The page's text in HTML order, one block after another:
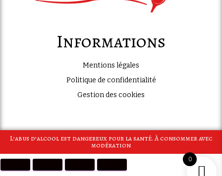
Informations
Mentions légales
Politique de confidentialité
Gestion des cookies
L’abus d’alcool est dangereux pour la santé. À consommer avec
modération
0